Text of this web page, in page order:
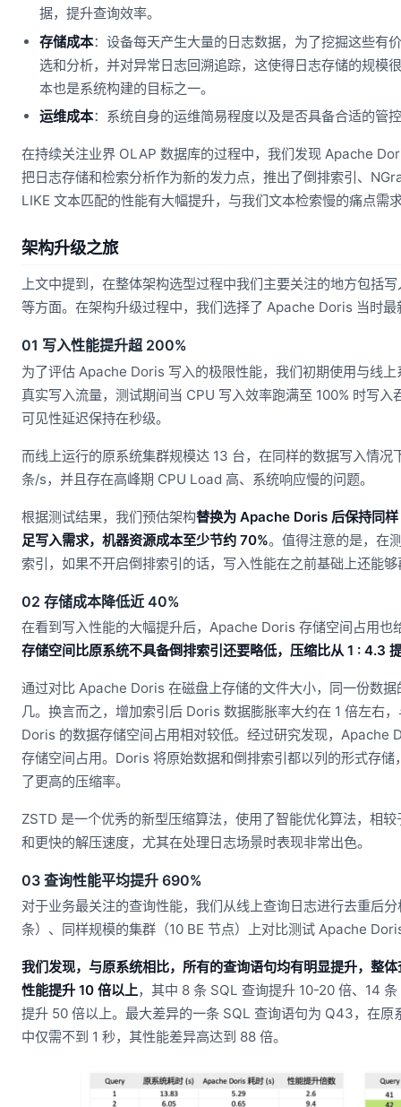
据，提升查询效率。
存储成本：设备每天产生大量的日志数据，为了挖掘这些有
选和分析，并对异常日志回溯追踪，这使得日志存储的规模
本也是系统构建的目标之一。
运维成本：系统自身的运维简易程度以及是否具备合适的管
在持续关注业界 OLAP 数据库的过程中，我们发现 Apache
把日志存储和检索分析作为新的发力点，推出了倒排索引、
LIKE 文本匹配的性能有大幅提升，与我们文本检索慢的痛点需
架构升级之旅
上文中提到，在整体架构选型过程中我们主要关注的地方包括
等方面。在架构升级过程中，我们选择了 Apache Doris 当时
01 写入性能提升超 200%
为了评估 Apache Doris 写入的极限性能，我们初期使用与线
真实写入流量，测试期间当 CPU 写入效率跑满至 100% 时写
可见性延迟保持在秒级。
而线上运行的原系统集群规模达 13 台，在同样的数据写入情
条/s，并且存在高峰期 CPU Load 高、系统响应慢的问题。
根据测试结果，我们预估架构替换为 Apache Doris 后保持同
足写入需求，机器资源成本至少节约 70%。值得注意的是，在
索引，如果不开启倒排索引的话，写入性能在之前基础上还能
02 存储成本降低近 40%
在看到写入性能的大幅提升后，Apache Doris 存储空间占用也
存储空间比原系统不具备倒排索引还要略低，压缩比从 1 : 4.3
通过对比 Apache Doris 在磁盘上存储的文件大小，同一份数
几。换言而之，增加索引后 Doris 数据膨胀率大约在 1 倍左右
Doris 的数据存储空间占用相对较低。经过研究发现，Apache
存储空间占用。Doris 将原始数据和倒排索引都以列的形式存
了更高的压缩率。
ZSTD 是一个优秀的新型压缩算法，使用了智能优化算法，相
和更快的解压速度，尤其在处理日志场景时表现非常出色。
03 查询性能平均提升 690%
对于业务最关注的查询性能，我们从线上查询日志进行去重后
条）、同样规模的集群（10 BE 节点）上对比测试 Apache
我们发现，与原系统相比，所有的查询语句均有明显提升，整
性能提升 10 倍以上，其中 8 条 SQL 查询提升 10-20 倍、14
提升 50 倍以上。最大差异的一条 SQL 查询语句为 Q43，在
中仅需不到 1 秒，其性能差异高达到 88 倍。